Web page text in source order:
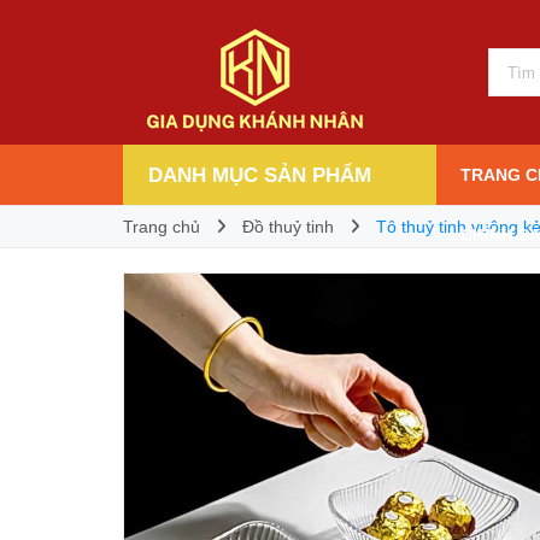
DANH MỤC SẢN PHẨM TRANG
CHÍNH
Trang chủ Đồ thuỷ tinh Tô thuỷ tinh vuông
Giá bán: 39.000₫